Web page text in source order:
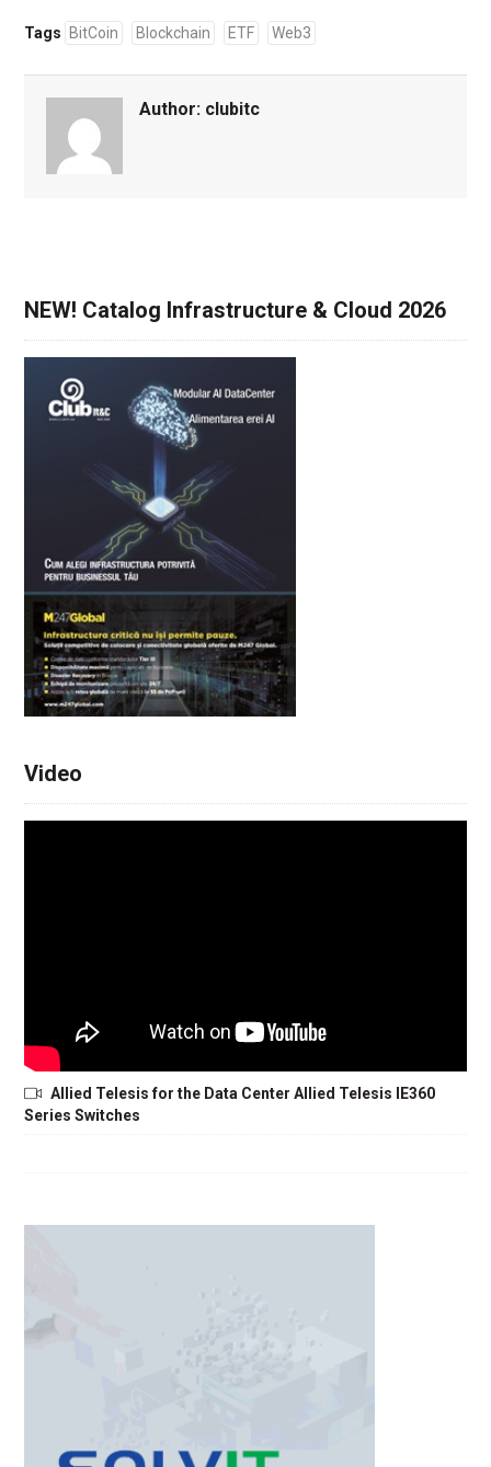
Tags BitCoin Blockchain ETF Web3
Author: clubitc
NEW! Catalog Infrastructure & Cloud 2026
Video
Allied Telesis for the Data Center Allied Telesis IE360
Series Switches